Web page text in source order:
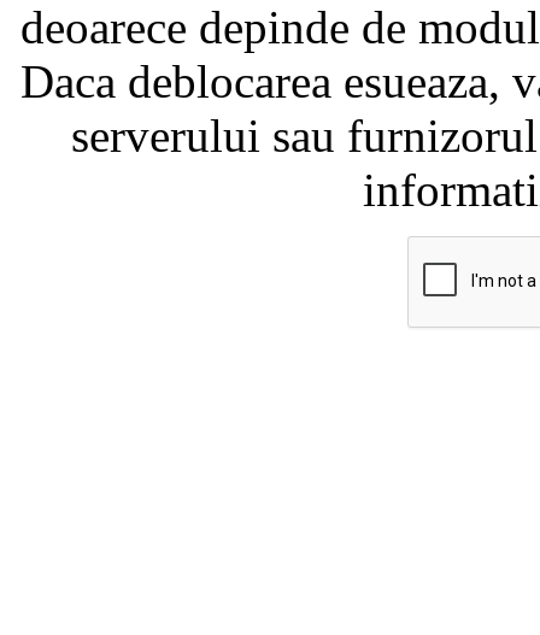
deoarece depinde de
Daca deblocarea
serverului sau